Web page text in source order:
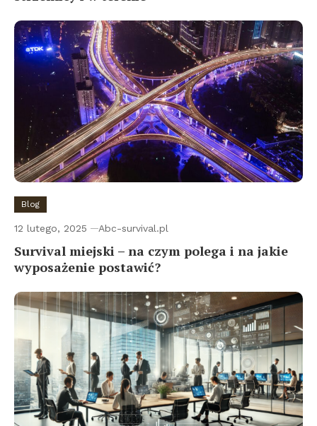
Blog
12 lutego, 2025 Abc-survival.pl
Survival miejski – na czym polega i na jakie
wyposażenie postawić?